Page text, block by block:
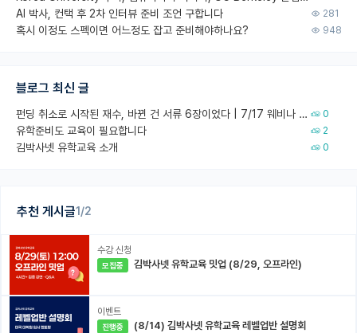
추천 게시글1/2
수강 신청
모집중 김박사넷 유학교육 밋업 (8/29, 오프라인)
이벤트
진행중 (8/14) 김박사넷 유학교육 레벨업반 설명회
AI 박사, 컨택 후 2차 인터뷰 준비 조언 구합니다 281
혹시 이정도 스펙이면 어느정도 잡고 준비해야하나요? 948
블로그 최신 글
펀딩 취소로 시작된 재수, 바뀐 건 서류 6장이었다 | 7/17 웨비나 회고 0
유학준비도 교육이 필요합니다 2
김박사넷 유학교육 소개 0